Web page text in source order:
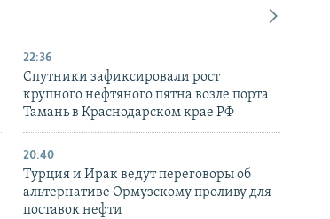
22:36
Спутники зафиксировали рост
крупного нефтяного пятна возле порта
Тамань в Краснодарском крае РФ
20:40
Турция и Ирак ведут переговоры об
альтернативе Ормузскому проливу для
поставок нефти